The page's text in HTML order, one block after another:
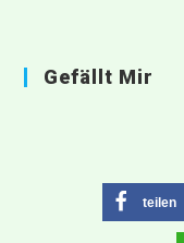
Gefällt Mir
teilen